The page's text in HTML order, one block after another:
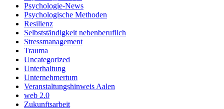
Psychologie-News
Psychologische Methoden
Resilienz
Selbstständigkeit nebenberuflich
Stressmanagement
Trauma
Uncategorized
Unterhaltung
Unternehmertum
Veranstaltungshinweis Aalen
web 2.0
Zukunftsarbeit